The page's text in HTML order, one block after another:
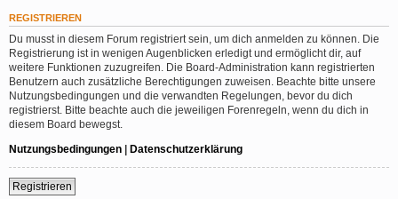
REGISTRIEREN
Du musst in diesem Forum registriert sein, um dich anmelden zu können. Die
Registrierung ist in wenigen Augenblicken erledigt und ermöglicht dir, auf
weitere Funktionen zuzugreifen. Die Board-Administration kann registrierten
Benutzern auch zusätzliche Berechtigungen zuweisen. Beachte bitte unsere
Nutzungsbedingungen und die verwandten Regelungen, bevor du dich
registrierst. Bitte beachte auch die jeweiligen Forenregeln, wenn du dich in
diesem Board bewegst.
Nutzungsbedingungen | Datenschutzerklärung
Registrieren